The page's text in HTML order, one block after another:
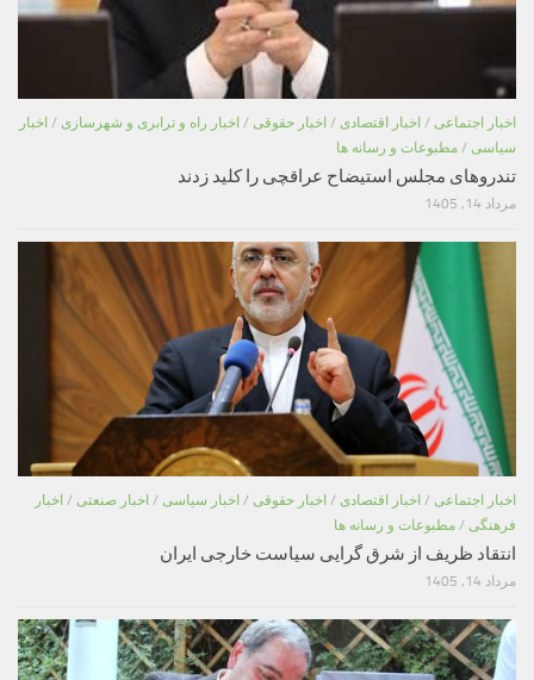
اخبار اجتماعی / اخبار اقتصادی / اخبار حقوقی / اخبار راه و ترابری و شهرسازی / اخبار
سیاسی / مطبوعات و رسانه ها
تندروهای مجلس استیضاح عراقچی را کلید زدند
مرداد 14, 1405
اخبار اجتماعی / اخبار اقتصادی / اخبار حقوقی / اخبار سیاسی / اخبار صنعتی / اخبار
فرهنگی / مطبوعات و رسانه ها
انتقاد ظریف از شرق گرایی سیاست خارجی ایران
مرداد 14, 1405